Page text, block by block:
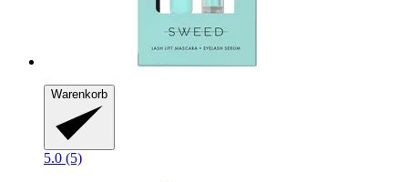
Warenkorb
5.0 (5)